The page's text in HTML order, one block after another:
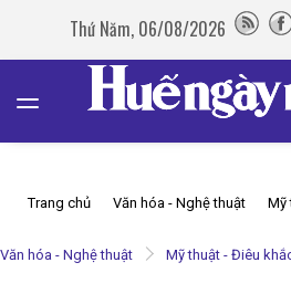
Thứ Năm, 06/08/2026
Trang chủ Văn hóa - Nghệ thuật Mỹ
Văn hóa - Nghệ thuật Mỹ thuật - Điêu